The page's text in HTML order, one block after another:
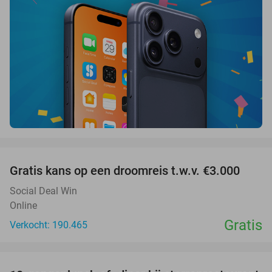
Gratis kans op een droomreis t.w.v. €3.000
Social Deal Win
Online
Verkocht: 190.465
Gratis